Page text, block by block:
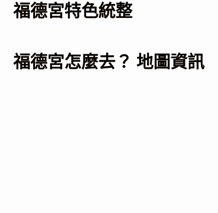
福德宮特色統整
福德宮怎麼去？ 地圖資訊